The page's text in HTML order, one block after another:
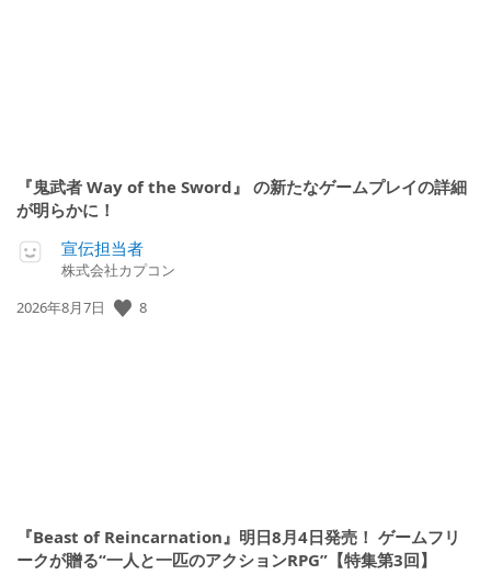
『鬼武者 Way of the Sword』 の新たなゲームプレイの詳細
が明らかに！
宣伝担当者
株式会社カプコン
公
2026年8月7日 8
『Beast of Reincarnation』明日8月4日発売！ ゲームフリ
ークが贈る“一人と一匹のアクションRPG”【特集第3回】